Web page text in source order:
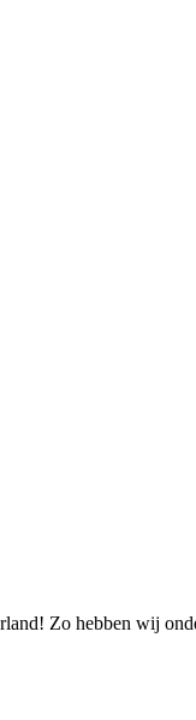
Zo hebben wij